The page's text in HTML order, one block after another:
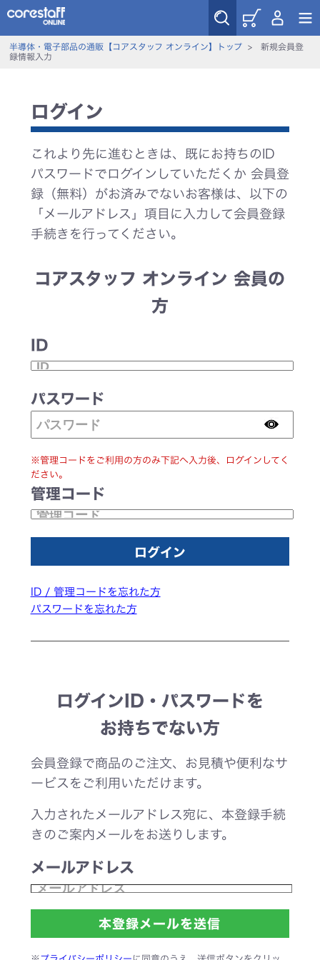
半導体・電子部品の通販【コアスタッフ オンライン】トップ> 新規会員登
録情報入力
ログイン
これより先に進むときは、既にお持ちのID
パスワードでログインしていただくか 会員登
録（無料）がお済みでないお客様は、以下の
「メールアドレス」項目に入力して会員登録
手続きを行ってください。
コアスタッフ オンライン 会員の
方
ID
パスワード
※管理コードをご利用の方のみ下記へ入力後、ログインしてく
ださい。
管理コード
ID / 管理コードを忘れた方
パスワードを忘れた方
ログインID・パスワードを
お持ちでない方
会員登録で商品のご注文、お見積や便利なサ
ービスをご利用いただけます。
入力されたメールアドレス宛に、本登録手続
きのご案内メールをお送りします。
メールアドレス